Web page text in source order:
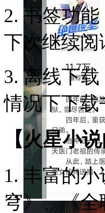
2. 书签功
下次继续阅
3. 离线下
情况下下
【火星小
1. 丰富的
穹》、《